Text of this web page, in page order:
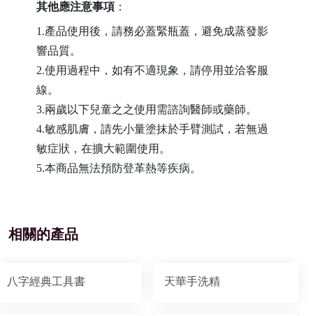
其他應注意事項 ：
1.產品使用後，請務必蓋緊瓶蓋，避免成蒸發影
響品質。
2.使用過程中，如有不適現象，請停用並洽客服
線。
3.兩歲以下兒童之之使用需諮詢醫師或藥師。
4.敏感肌膚，請先小量塗抹於手臂測試，若無過
敏症狀，在擴大範圍使用。
5.本商品無法預防登革熱等疾病。
相關的產品
八字經典工具書 天華手洗精